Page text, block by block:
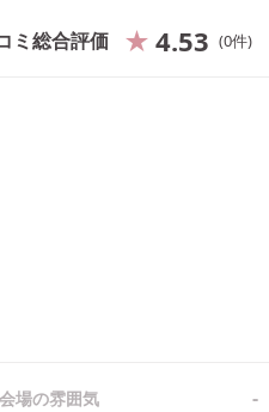
ミ総合評価 4.53 0件
会場の雰囲気 -